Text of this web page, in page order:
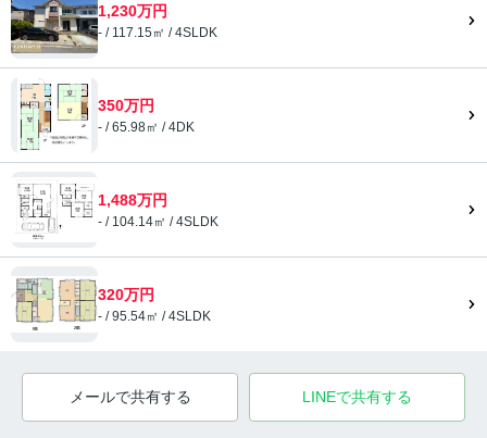
1,230万円
- / 117.15㎡ / 4SLDK
350万円
- / 65.98㎡ / 4DK
1,488万円
- / 104.14㎡ / 4SLDK
320万円
- / 95.54㎡ / 4SLDK
メールで共有する LINEで共有する